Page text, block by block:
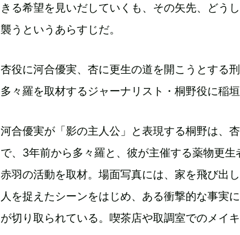
きる希望を見いだしていくも、その矢先、どう
襲うというあらすじだ。
杏役に河合優実、杏に更生の道を開こうとする
多々羅を取材するジャーナリスト・桐野役に
河合優実が「影の主人公」と表現する桐野は、
で、3年前から多々羅と、彼が主催する薬物更
赤羽の活動を取材。場面写真には、家を飛び出
人を捉えたシーンをはじめ、ある衝撃的な事実
が切り取られている。喫茶店や取調室でのメイキ